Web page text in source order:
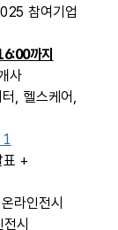
참여기업
까지
사
, 헬스케어,
1
+
라인전시
시